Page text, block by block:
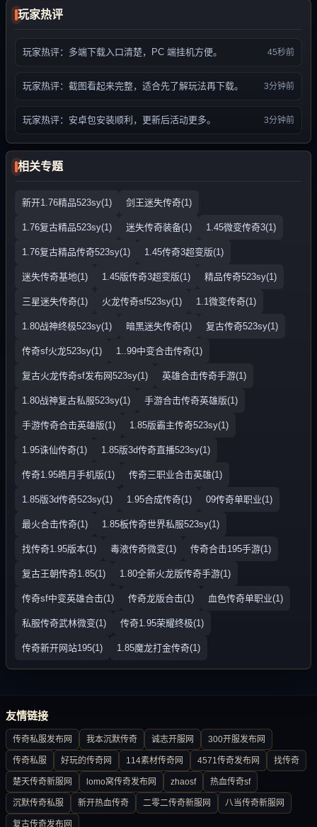
玩家热评
玩家热评：多端下载入口清楚，PC 端挂机方便。 45秒前
玩家热评：截图看起来完整，适合先了解玩法再下载。 3分钟前
玩家热评：安卓包安装顺利，更新后活动更多。 3分钟前
相关专题
新开1.76精品523sy(1) 剑王迷失传奇(1)
1.76复古精品523sy(1) 迷失传奇装备(1) 1.45微变传奇3(1)
1.76复古精品传奇523sy(1) 1.45传奇3超变版(1)
迷失传奇基地(1) 1.45版传奇3超变版(1) 精品传奇523sy(1)
三星迷失传奇(1) 火龙传奇sf523sy(1) 1.1微变传奇(1)
1.80战神终极523sy(1) 暗黑迷失传奇(1) 复古传奇523sy(1)
传奇sf火龙523sy(1) 1..99中变合击传奇(1)
复古火龙传奇sf发布网523sy(1) 英雄合击传奇手游(1)
1.80战神复古私服523sy(1) 手游合击传奇英雄版(1)
手游传奇合击英雄版(1) 1.85版霸主传奇523sy(1)
1.95诛仙传奇(1) 1.85版3d传奇直播523sy(1)
传奇1.95皓月手机版(1) 传奇三职业合击英雄(1)
1.85版3d传奇523sy(1) 1.95合成传奇(1) 09传奇单职业(1)
最火合击传奇(1) 1.85板传奇世界私服523sy(1)
找传奇1.95版本(1) 毒液传奇微变(1) 传奇合击195手游(1)
复古王朝传奇1.85(1) 1.80全新火龙版传奇手游(1)
传奇sf中变英雄合击(1) 传奇龙版合击(1) 血色传奇单职业(1)
私服传奇武林微变(1) 传奇1.95荣耀终极(1)
传奇新开网站195(1) 1.85魔龙打金传奇(1)
友情链接
传奇私服发布网 我本沉默传奇 诚志开服网 300开服发布网
传奇私服 好玩的传奇网 114素材传奇网 4571传奇发布网 找传奇
楚天传奇新服网 lomo窝传奇发布网 zhaosf 热血传奇sf
沉默传奇私服 新开热血传奇 二零二传奇新服网 八当传奇新服网
复古传奇发布网